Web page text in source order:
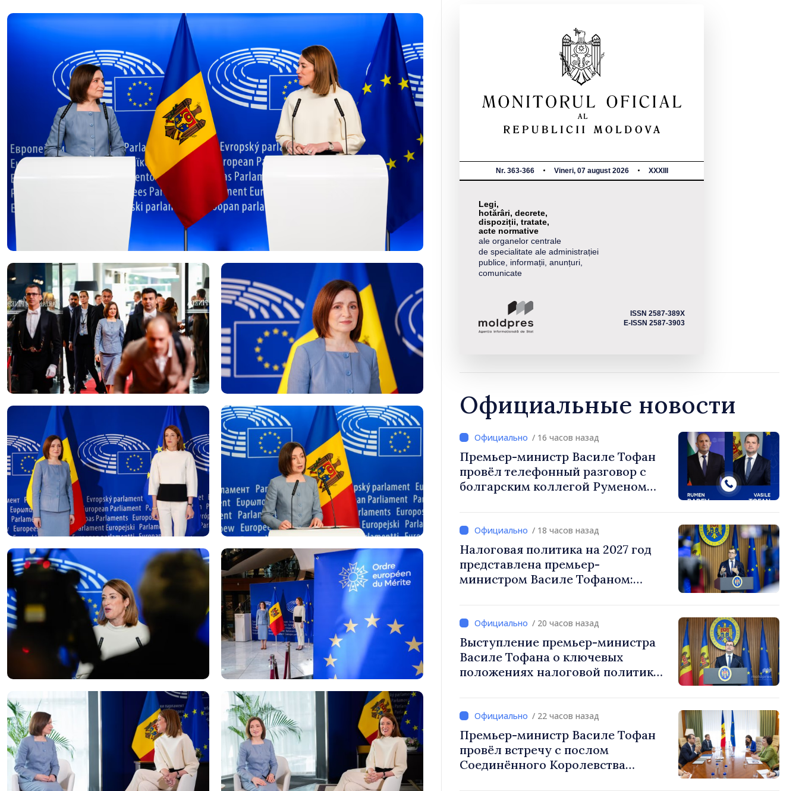
Nr. 363-366 Vineri, 07 august 2026 XXXIII
Legi,
hotărâri, decrete,
dispoziții, tratate,
acte normative
ale organelor centrale
de specialitate ale administrației
publice, informații, anunțuri,
comunicate
ISSN 2587-389X
E-ISSN 2587-3903
Официальные новости
/ 16 часов назад
Премьер-министр Василе Тофан
провёл телефонный разговор с
болгарским коллегой Руменом
/ 18 часов назад
Налоговая политика на 2027 год
представлена премьер-
министром Василе Тофаном:
инвестиций и более справедливое
налогообложение
/ 20 часов назад
Выступление премьер-министра
Василе Тофана о ключевых
положениях налоговой политики
/ 22 часов назад
Премьер-министр Василе Тофан
провёл встречу с послом
Соединённого Королевства